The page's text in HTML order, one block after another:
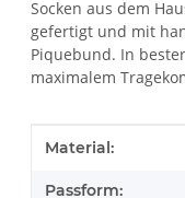
Socken aus dem
gefertigt und mit
Piquebund. In
maximalem
Produkteigenschaft
Wert
Material:
Passform: